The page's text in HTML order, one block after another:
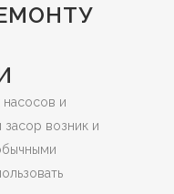
насосов и
засор возник и